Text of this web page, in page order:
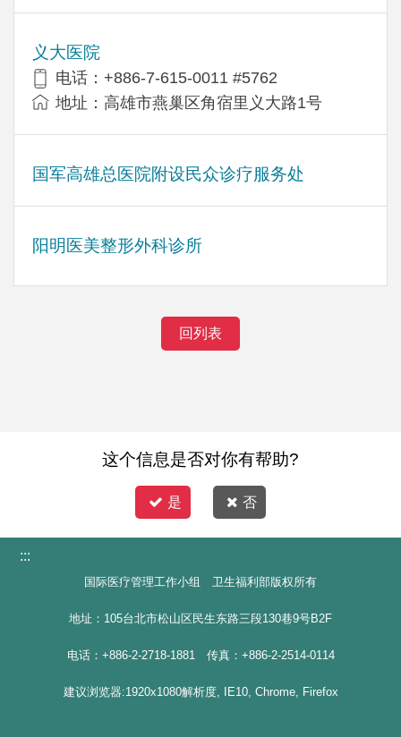
义大医院
电话：+886-7-615-0011 #5762
地址：高雄市燕巢区角宿里义大路1号
国军高雄总医院附设民众诊疗服务处
阳明医美整形外科诊所
回列表
这个信息是否对你有帮助?
是 否
:::
国际医疗管理工作小组 卫生福利部版权所有
地址：105台北市松山区民生东路三段130巷9号B2F
电话：+886-2-2718-1881 传真：+886-2-2514-0114
建议浏览器:1920x1080解析度, IE10, Chrome, Firefox